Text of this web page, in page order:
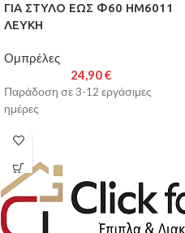
ΓΙΑ ΣΤΥΛΟ ΕΩΣ Φ60 HM6011
ΛΕΥΚΗ
Ομπρέλες
24,90€
Παράδοση σε 3-12 εργάσιμες
ημέρες